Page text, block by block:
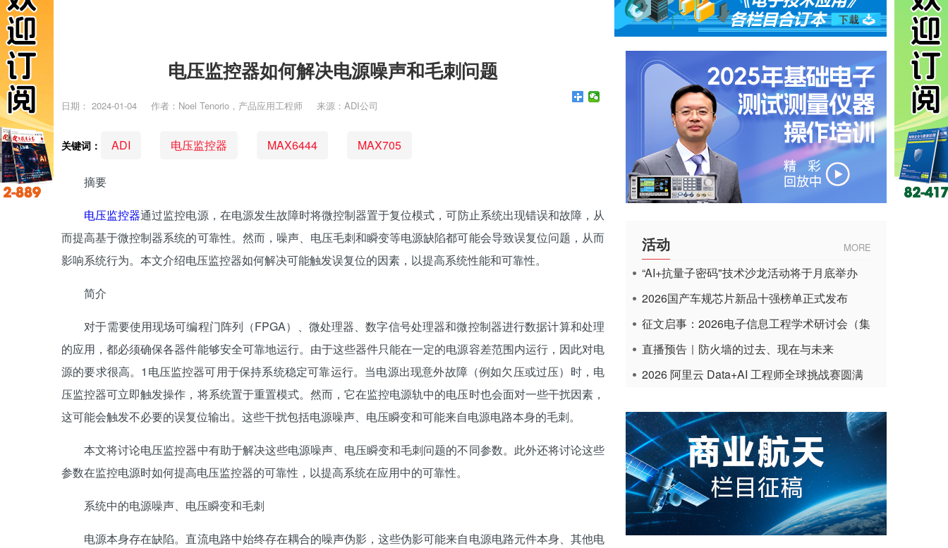
电压监控器如何解决电源噪声和毛刺问题
日期： 2024-01-04 作者：Noel Tenorio，产品应用工程师 来源：ADI公司
关键词： ADI 电压监控器 MAX6444 MAX705
摘要
电压监控器通过监控电源，在电源发生故障时将微控制器置于复位模式，可防止系统出现错误和故障，从
而提高基于微控制器系统的可靠性。然而，噪声、电压毛刺和瞬变等电源缺陷都可能会导致误复位问题，从而
影响系统行为。本文介绍电压监控器如何解决可能触发误复位的因素，以提高系统性能和可靠性。
简介
对于需要使用现场可编程门阵列（FPGA）、微处理器、数字信号处理器和微控制器进行数据计算和处理
的应用，都必须确保各器件能够安全可靠地运行。由于这些器件只能在一定的电源容差范围内运行，因此对电
源的要求很高。1电压监控器可用于保持系统稳定可靠运行。当电源出现意外故障（例如欠压或过压）时，电
压监控器可立即触发操作，将系统置于重置模式。然而，它在监控电源轨中的电压时也会面对一些干扰因素，
这可能会触发不必要的误复位输出。这些干扰包括电源噪声、电压瞬变和可能来自电源电路本身的毛刺。
本文将讨论电压监控器中有助于解决这些电源噪声、电压瞬变和毛刺问题的不同参数。此外还将讨论这些
参数在监控电源时如何提高电压监控器的可靠性，以提高系统在应用中的可靠性。
系统中的电源噪声、电压瞬变和毛刺
电源本身存在缺陷。直流电路中始终存在耦合的噪声伪影，这些伪影可能来自电源电路元件本身、其他电
活动 MORE
“AI+抗量子密码"技术沙龙活动将于月底举办
2026国产车规芯片新品十强榜单正式发布
征文启事：2026电子信息工程学术研讨会（集
成电路应用杂志）
直播预告｜防火墙的过去、现在与未来
2026 阿里云 Data+AI 工程师全球挑战赛圆满